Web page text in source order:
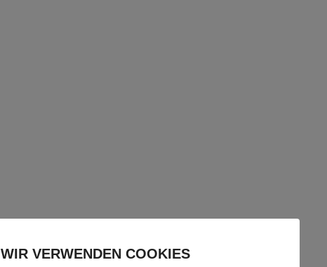
WIR VERWENDEN COOKIES